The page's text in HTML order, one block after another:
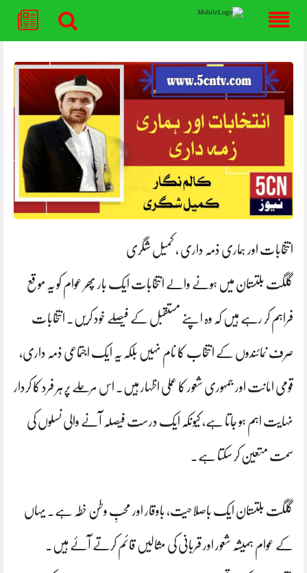
content
انتخابات اور ہماری ذمہ داری ، کمیل شگری
گلگت بلتستان میں ہونے والے انتخابات ایک بار پھر عوام کو یہ موقع
فراہم کر رہے ہیں کہ وہ اپنے مستقبل کے فیصلے خود کریں۔ انتخابات
صرف نمائندوں کے انتخاب کا نام نہیں بلکہ یہ ایک اجتماعی ذمہ داری،
قومی امانت اور جمہوری شعور کا عملی اظہار ہیں۔ اس مرحلے پر ہر فرد کا کردار
نہایت اہم ہو جاتا ہے، کیونکہ ایک درست فیصلہ آنے والی نسلوں کی
سمت متعین کر سکتا ہے۔
گلگت بلتستان ایک باصلاحیت، باوقار اور محبِ وطن خطہ ہے۔ یہاں
کے عوام ہمیشہ شعور اور قربانی کی مثالیں قائم کرتے آئے ہیں۔